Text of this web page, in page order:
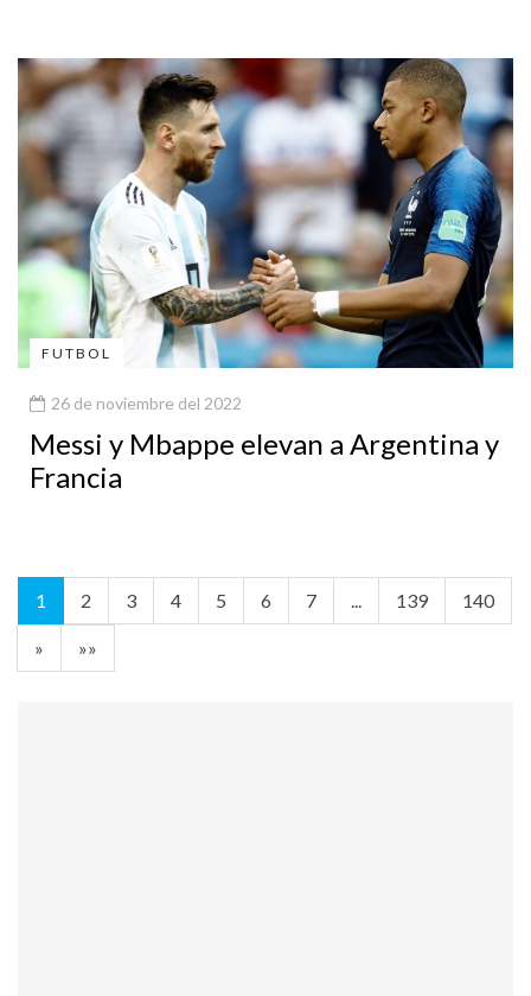
FUTBOL
26 de noviembre del 2022
Messi y Mbappe elevan a Argentina y
Francia
1 2 3 4 5 6 7 ... 139 140
» »»